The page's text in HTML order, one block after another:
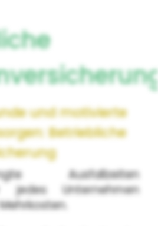
und motivierte
Betriebliche
Ausfallzeiten
Unternehmen